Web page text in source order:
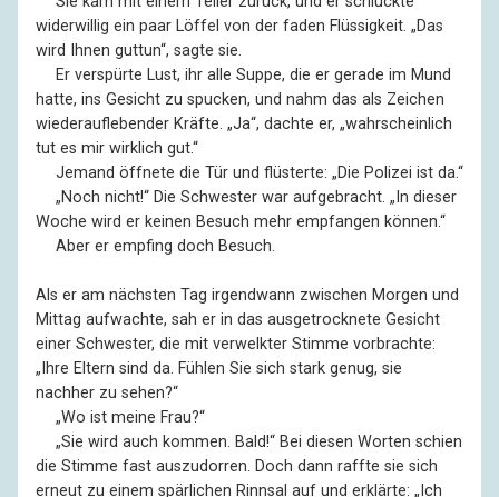
widerwillig ein paar Löffel von der faden Flüssigkeit. „Das
wird Ihnen guttun“, sagte sie.
Er verspürte Lust, ihr alle Suppe, die er gerade im Mund
hatte, ins Gesicht zu spucken, und nahm das als Zeichen
wiederauflebender Kräfte. „Ja“, dachte er, „wahrscheinlich
tut es mir wirklich gut.“
Jemand öffnete die Tür und flüsterte: „Die Polizei ist da.“
„Noch nicht!“ Die Schwester war aufgebracht. „In dieser
Woche wird er keinen Besuch mehr empfangen können.“
Aber er empfing doch Besuch.
Als er am nächsten Tag irgendwann zwischen Morgen und
Mittag aufwachte, sah er in das ausgetrocknete Gesicht
einer Schwester, die mit verwelkter Stimme vorbrachte:
„Ihre Eltern sind da. Fühlen Sie sich stark genug, sie
nachher zu sehen?“
„Wo ist meine Frau?“
„Sie wird auch kommen. Bald!“ Bei diesen Worten schien
die Stimme fast auszudorren. Doch dann raffte sie sich
erneut zu einem spärlichen Rinnsal auf und erklärte: „Ich